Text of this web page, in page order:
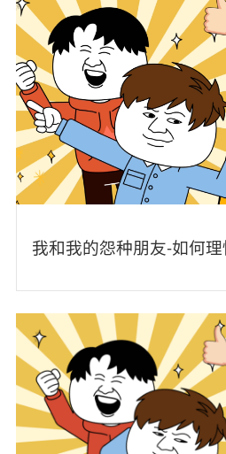
我和我的怨种朋友-如何